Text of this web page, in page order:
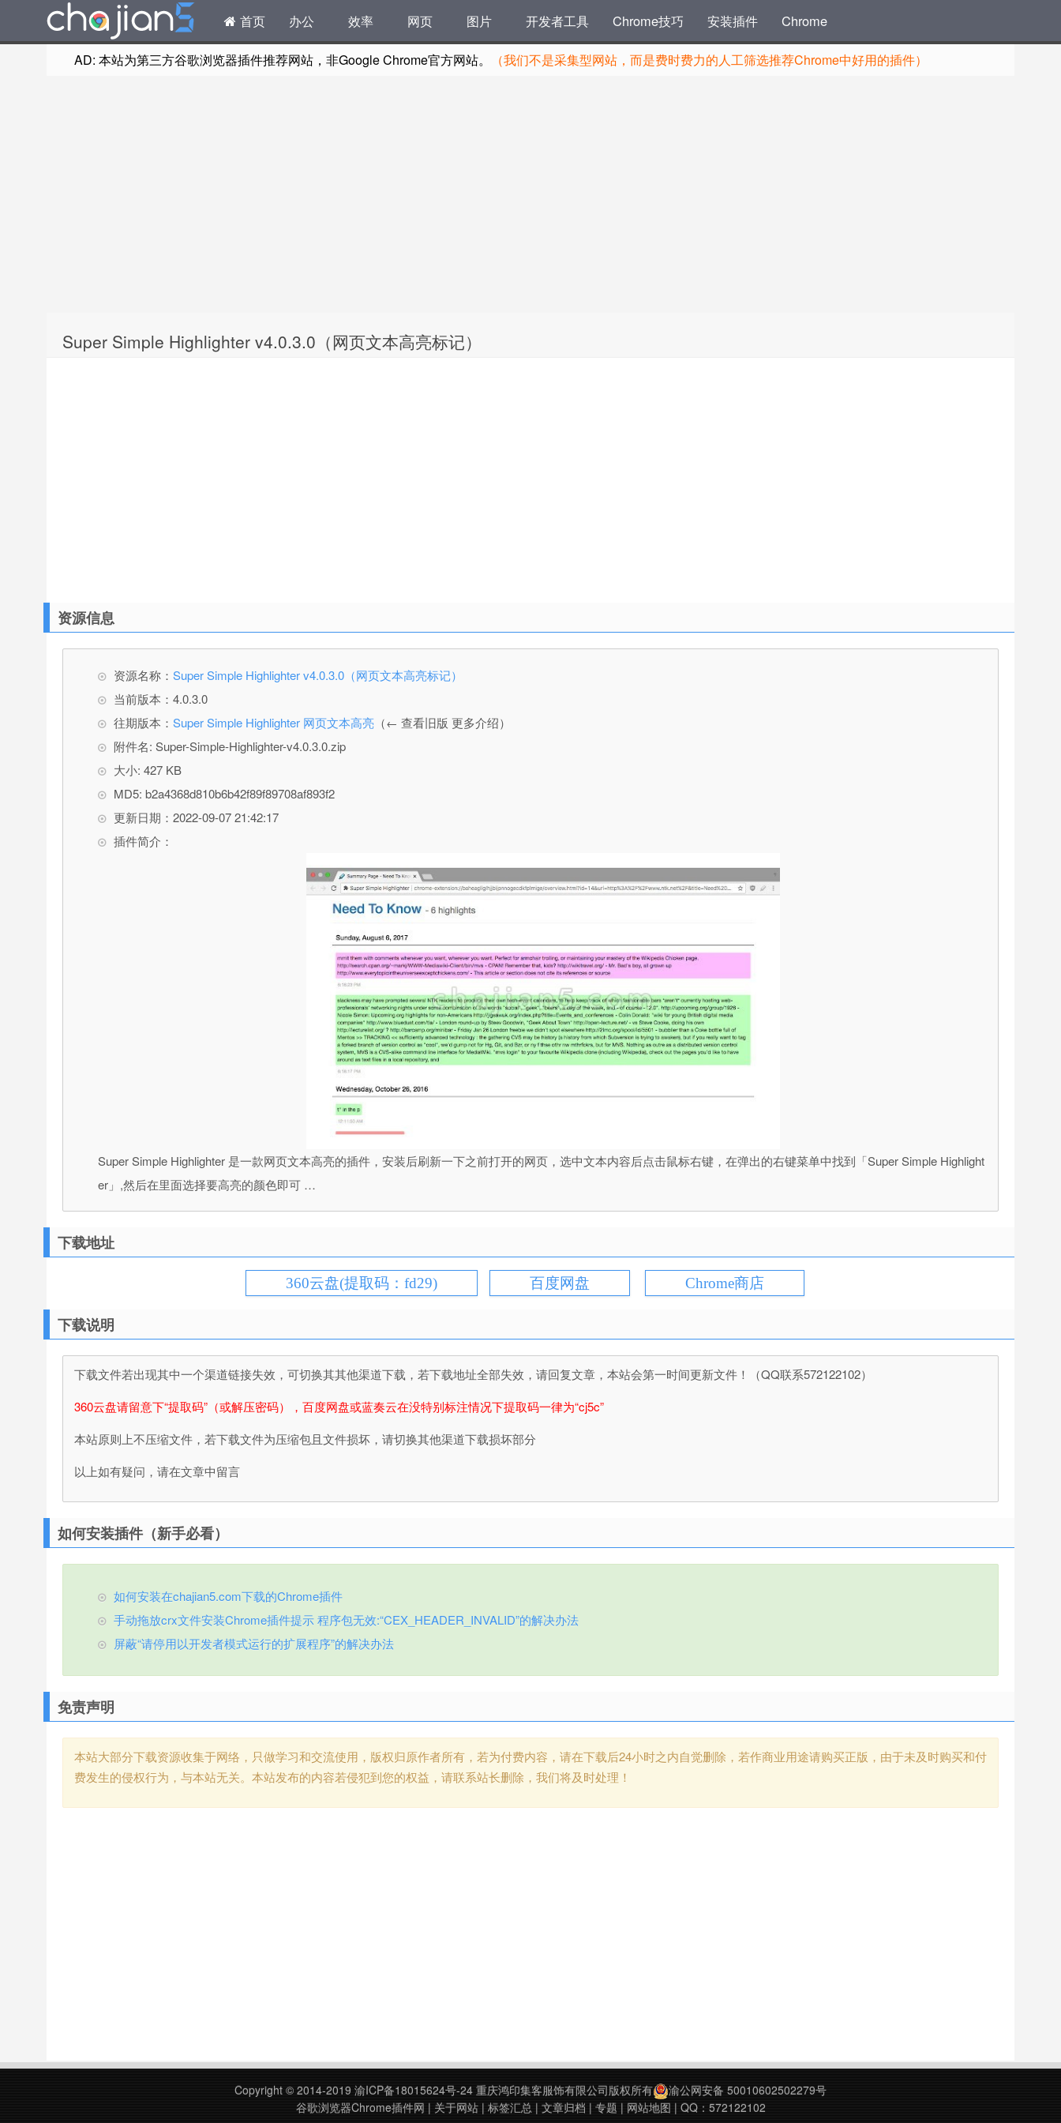
首页 办公 效率 网页 图片 开发者工具 Chrome技巧 安装插件 Chrome
AD: 本站为第三方谷歌浏览器插件推荐网站，非Google Chrome官方网站。 （我们不是采集型网站，而是费时费力的人工筛选推荐Chrome中好用的插件）
Super Simple Highlighter v4.0.3.0（网页文本高亮标记）
资源信息
资源名称： Super Simple Highlighter v4.0.3.0（网页文本高亮标记）
当前版本：4.0.3.0
往期版本： Super Simple Highlighter 网页文本高亮 （← 查看旧版 更多介绍）
附件名: Super-Simple-Highlighter-v4.0.3.0.zip
大小: 427 KB
MD5: b2a4368d810b6b42f89f89708af893f2
更新日期：2022-09-07 21:42:17
插件简介：
Super Simple Highlighter 是一款网页文本高亮的插件，安装后刷新一下之前打开的网页，选中文本内容后点击鼠标右键，在弹出的右键菜单中找到「Super Simple Highlight
er」,然后在里面选择要高亮的颜色即可 …
下载地址
360云盘(提取码：fd29) 百度网盘 Chrome商店
下载说明
下载文件若出现其中一个渠道链接失效，可切换其其他渠道下载，若下载地址全部失效，请回复文章，本站会第一时间更新文件！（QQ联系572122102）
360云盘请留意下“提取码”（或解压密码），百度网盘或蓝奏云在没特别标注情况下提取码一律为“cj5c”
本站原则上不压缩文件，若下载文件为压缩包且文件损坏，请切换其他渠道下载损坏部分
以上如有疑问，请在文章中留言
如何安装插件（新手必看）
如何安装在chajian5.com下载的Chrome插件
手动拖放crx文件安装Chrome插件提示 程序包无效:“CEX_HEADER_INVALID”的解决办法
屏蔽“请停用以开发者模式运行的扩展程序”的解决办法
免责声明
本站大部分下载资源收集于网络，只做学习和交流使用，版权归原作者所有，若为付费内容，请在下载后24小时之内自觉删除，若作商业用途请购买正版，由于未及时购买和付
费发生的侵权行为，与本站无关。本站发布的内容若侵犯到您的权益，请联系站长删除，我们将及时处理！
Copyright © 2014-2019 渝ICP备18015624号-24 重庆鸿印集客服饰有限公司版权所有
渝公网安备 50010602502279号
谷歌浏览器Chrome插件网 | 关于网站| 标签汇总| 文章归档 | 专题 | 网站地图 | QQ：572122102